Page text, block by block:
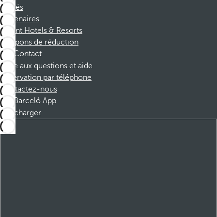
Affiliés
Partenaires
Dorint Hotels & Resorts
Coupons de réduction
Contact
Foire aux questions et aide
Réservation par téléphone
Contactez-nous
Barceló App
Télécharger